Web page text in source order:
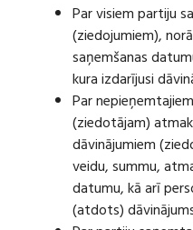
Par visiem partiju
(ziedojumiem),
saņemšanas
kura izdarījusi
Par
(ziedotājam)
dāvinājumiem
veidu, summu,
datumu, kā arī
(atdots)